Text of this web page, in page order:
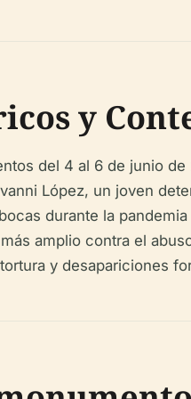
y
del 4 al 6 de junio
López, un joven
durante la pandemia
amplio contra el
y desapariciones